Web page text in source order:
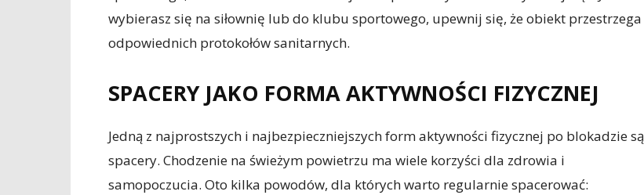
wybierasz się na siłownię lub do klubu sportowego, upewnij się, że obiekt przestrzega
odpowiednich protokołów sanitarnych.
SPACERY JAKO FORMA AKTYWNOŚCI FIZYCZNEJ
Jedną z najprostszych i najbezpieczniejszych form aktywności fizycznej po blokadzie są
spacery. Chodzenie na świeżym powietrzu ma wiele korzyści dla zdrowia i
samopoczucia. Oto kilka powodów, dla których warto regularnie spacerować: